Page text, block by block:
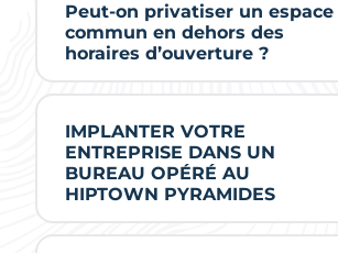
Peut-on privatiser un espace
commun en dehors des
horaires d’ouverture ?
IMPLANTER VOTRE
ENTREPRISE DANS UN
BUREAU OPÉRÉ AU
HIPTOWN PYRAMIDES